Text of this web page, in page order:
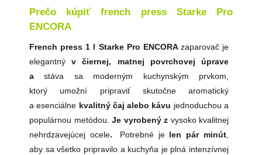
Prečo kúpiť french press Starke Pro
ENCORA
French press 1 l Starke Pro ENCORA zaparovač je
elegantnýv
čiernej, matnej povrchovej úprave
astáva sa moderným kuchynským prvkom,
ktorý umožní pripraviť skutočne aromatický
a esenciálne kvalitný čaj alebo kávu jednoduchou a
populárnou metódou. Je vyrobený z vysoko kvalitnej
nehrdzavejúcej ocele. Potrebné je len pár minút
aby sa všetko pripravilo a kuchyňa je plná intenzívnej